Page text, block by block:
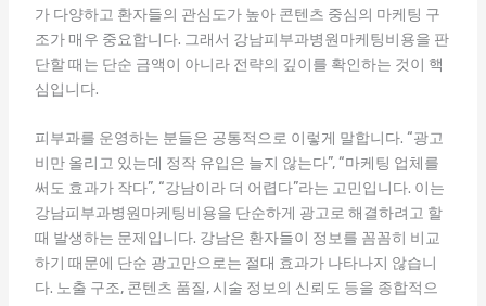
가 다양하고 환자들의 관심도가 높아 콘텐츠 중심의 마케팅 구
조가 매우 중요합니다. 그래서 강남피부과병원마케팅비용을 판
단할 때는 단순 금액이 아니라 전략의 깊이를 확인하는 것이 핵
심입니다.
피부과를 운영하는 분들은 공통적으로 이렇게 말합니다. “광고
비만 올리고 있는데 정작 유입은 늘지 않는다”, “마케팅 업체를
써도 효과가 작다”, “강남이라 더 어렵다”라는 고민입니다. 이는
강남피부과병원마케팅비용을 단순하게 광고로 해결하려고 할
때 발생하는 문제입니다. 강남은 환자들이 정보를 꼼꼼히 비교
하기 때문에 단순 광고만으로는 절대 효과가 나타나지 않습니
다. 노출 구조, 콘텐츠 품질, 시술 정보의 신뢰도 등을 종합적으